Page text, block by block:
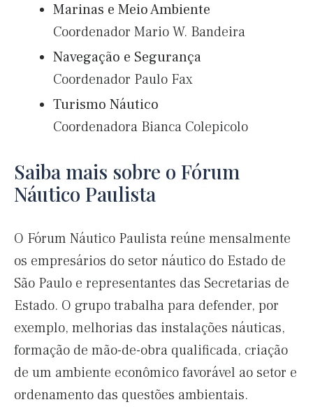
Marinas e Meio Ambiente
Coordenador Mario W. Bandeira
Navegação e Segurança
Coordenador Paulo Fax
Turismo Náutico
Coordenadora Bianca Colepicolo
Saiba mais sobre o Fórum
Náutico Paulista
O Fórum Náutico Paulista reúne mensalmente
os empresários do setor náutico do Estado de
São Paulo e representantes das Secretarias de
Estado. O grupo trabalha para defender, por
exemplo, melhorias das instalações náuticas,
formação de mão-de-obra qualificada, criação
de um ambiente econômico favorável ao setor e
ordenamento das questões ambientais.